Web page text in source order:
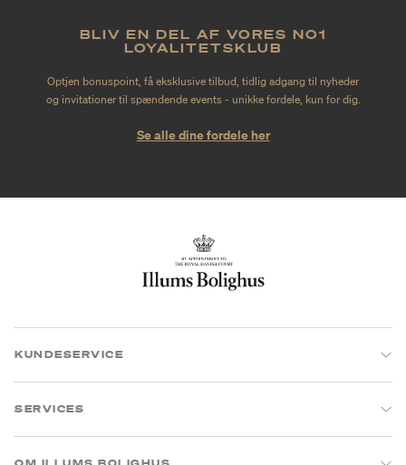
BLIV EN DEL AF VORES NO1
LOYALITETSKLUB
Optjen bonuspoint, få eksklusive tilbud, tidlig adgang til nyheder
og invitationer til spændende events - unikke fordele, kun for dig.
Se alle dine fordele her
KUNDESERVICE
SERVICES